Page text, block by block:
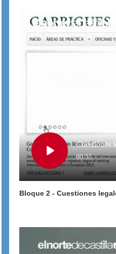
Play
Video
Cuestiones
00:55
Bloque 2 - Cuestiones